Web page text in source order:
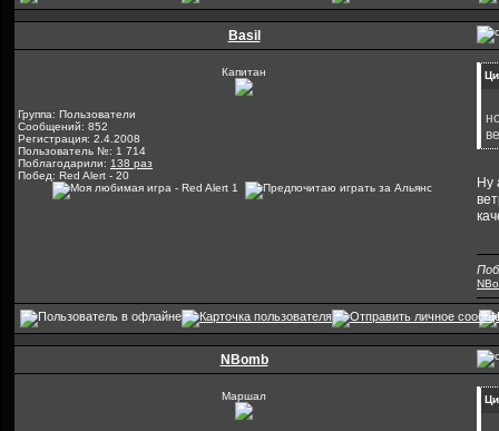
Basil
Капитан
Группа: Пользователи
Сообщений: 852
Регистрация: 2.4.2008
Пользователь №: 1 714
Поблагодарили: 138 раз
Побед: Red Alert - 20
Ну
NBomb
Маршал